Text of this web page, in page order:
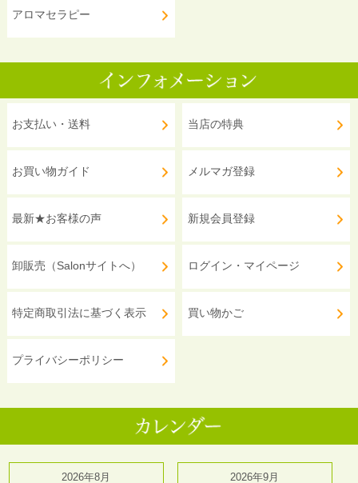
アロマセラピー
お支払い・送料
お買い物ガイド
最新★お客様の声
卸販売（Salonサイトへ）
特定商取引法に基づく表示
プライバシーポリシー
当店の特典
メルマガ登録
新規会員登録
ログイン・マイページ
買い物かご
2026年8月
2026年9月